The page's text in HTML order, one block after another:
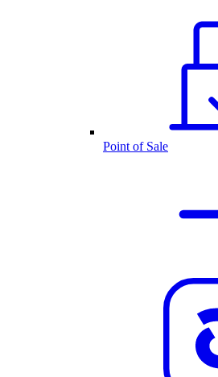
Point of Sale